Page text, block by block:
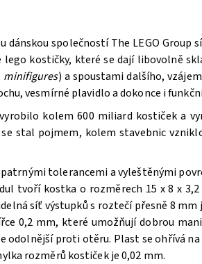
dánskou společností The LEGO
lego kostičky, které se dají libovolně
minifigures) a spoustami dalšího,
vesmírné plavidlo a dokonce i
kolem 600 miliard kostiček a
stal pojmem, kolem stavebnic
tolerancemi a vyleštěnými
tvoří kostka o rozměrech 15 x 8 x
síť výstupků s roztečí přesně 8
0,2 mm, které umožňují dobrou
odolnější proti otěru. Plast se ohřívá
rozměrů kostiček je 0,02 mm.